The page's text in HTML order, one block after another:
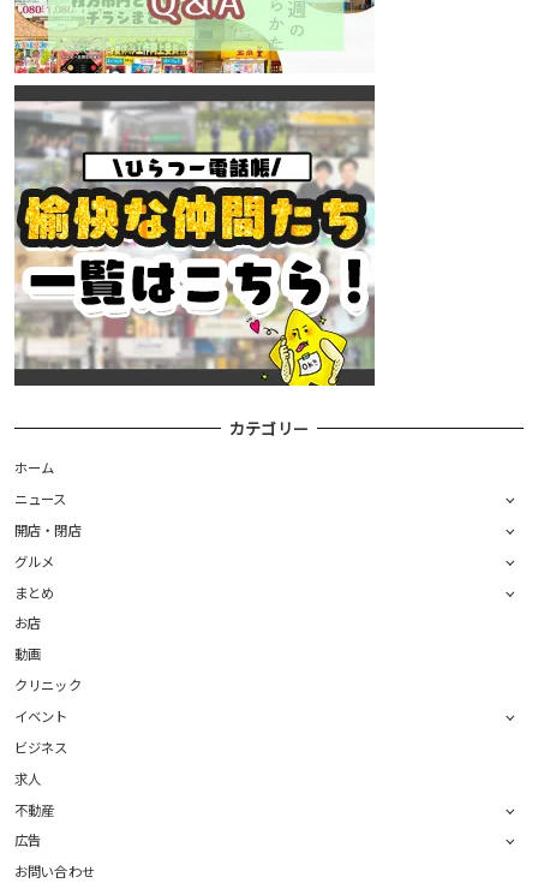
カテゴリー
ホーム
ニュース
開店・閉店
グルメ
まとめ
お店
動画
クリニック
イベント
ビジネス
求人
不動産
広告
お問い合わせ